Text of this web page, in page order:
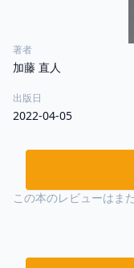
著者
加藤 直人
出版日
2022-04-05
この本のレビューはま